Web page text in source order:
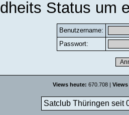
Status um
Benutzername:
Passwort:
Views heute: 670.708 |
Satclub Thüringen seit